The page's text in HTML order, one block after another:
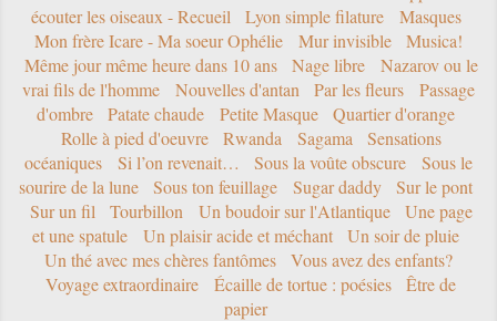
écouter les oiseaux - Recueil
Lyon simple filature
Masques
Mon frère Icare - Ma soeur Ophélie
Mur invisible
Musica!
Même jour même heure dans 10 ans
Nage libre
Nazarov ou le
vrai fils de l'homme
Nouvelles d'antan Par les fleurs
Passage
d'ombre
Patate chaude Petite Masque
Quartier d'orange
Rolle à pied d'oeuvre
Rwanda Sagama
Sensations
océaniques
Si l’on revenait… Sous la voûte obscure
Sous le
sourire de la lune
Sous ton feuillage Sugar daddy
Sur le pont
Sur un fil
Tourbillon Un boudoir sur l'Atlantique
Une page
et une spatule
Un plaisir acide et méchant
Un soir de pluie
Un thé avec mes chères fantômes
Vous avez des enfants?
Voyage extraordinaire
Écaille de tortue : poésies
Être de
papier